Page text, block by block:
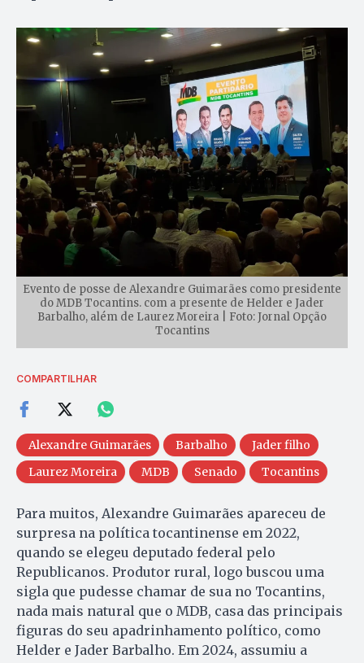
Evento de posse de Alexandre Guimarães como presidente
do MDB Tocantins. com a presente de Helder e Jader
Barbalho, além de Laurez Moreira | Foto: Jornal Opção
Tocantins
COMPARTILHAR
Alexandre Guimarães Barbalho
Jader filho
Laurez Moreira
MDB Senado Tocantins
Para muitos, Alexandre Guimarães apareceu de
surpresa na política tocantinense em 2022,
quando se elegeu deputado federal pelo
Republicanos. Produtor rural, logo buscou uma
sigla que pudesse chamar de sua no Tocantins,
nada mais natural que o MDB, casa das principais
figuras do seu apadrinhamento político, como
Helder e Jader Barbalho. Em 2024, assumiu a